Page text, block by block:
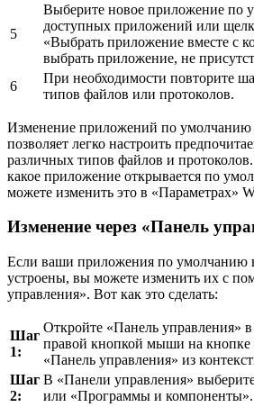
5
Выберите новое приложение по
доступных приложений или
«Выбрать приложение вместе с
выбрать приложение, не
6
При необходимости повторите
типов файлов или протоколов.
Изменение приложений по умолчанию
позволяет легко настроить
различных типов файлов и
какое приложение открывается по
можете изменить это в «Параметрах»
Изменение через «Панель
Если ваши приложения по умолчанию
устроены, вы можете изменить их с
управления». Вот как это сделать:
Шаг
1:
Откройте «Панель управления»
правой кнопкой мыши на кнопке
«Панель управления» из
Шаг
2:
В «Панели управления»
или «Программы и компоненты».